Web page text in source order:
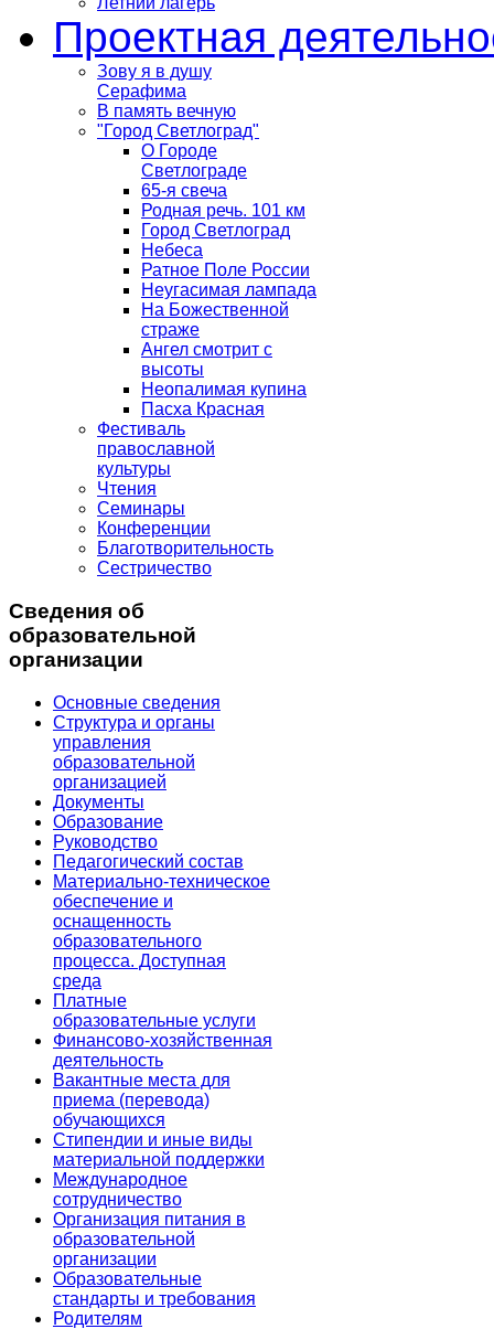
Проектная
Зову я в душу
Серафима
В память вечную
"Город Светлоград"
О Городе
Светлограде
65-я свеча
Родная речь. 101 км
Город Светлоград
Небеса
Ратное Поле России
Неугасимая лампада
На Божественной
страже
Ангел смотрит с
высоты
Неопалимая купина
Пасха Красная
Фестиваль
православной
культуры
Чтения
Семинары
Конференции
Благотворительность
Сестричество
Сведения об
образовательной
организации
Основные сведения
Структура и органы
управления
образовательной
организацией
Документы
Образование
Руководство
Педагогический состав
Материально-техническое
обеспечение и
оснащенность
образовательного
процесса. Доступная
среда
Платные
образовательные услуги
Финансово-хозяйственная
деятельность
Вакантные места для
приема (перевода)
обучающихся
Стипендии и иные виды
материальной поддержки
Международное
сотрудничество
Организация питания в
образовательной
организации
Образовательные
стандарты и требования
Родителям